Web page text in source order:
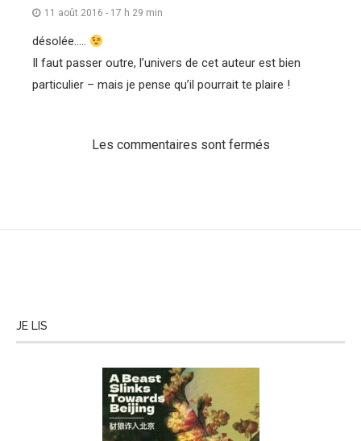
11 août 2016 - 17 h 29 min
désolée…..
Il faut passer outre, l’univers de cet auteur est bien
particulier – mais je pense qu’il pourrait te plaire !
Les commentaires sont fermés
JE LIS